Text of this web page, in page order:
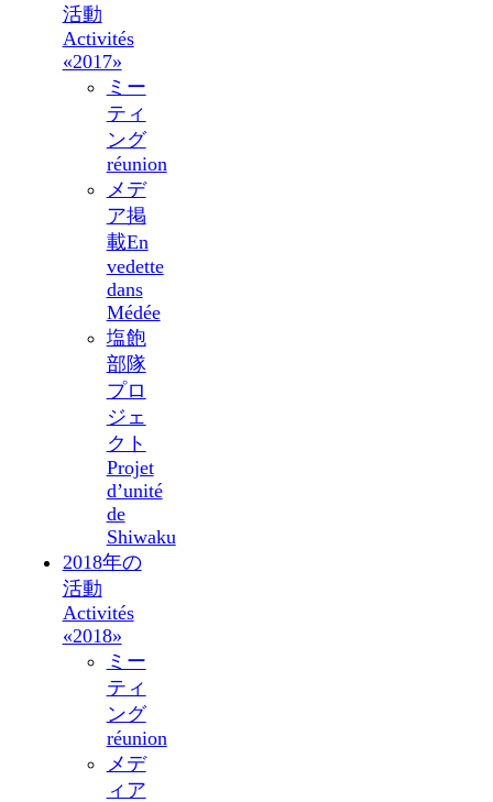
活動
Activités
«2017»
ミー
ティ
ング
réunion
メデ
ア掲
載En
vedette
dans
Médée
塩飽
部隊
プロ
ジェ
クト
Projet
d’unité
de
Shiwaku
2018年の
活動
Activités
«2018»
ミー
ティ
ング
réunion
メデ
ィア